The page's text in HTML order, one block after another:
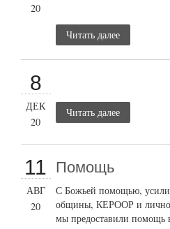
20
Читать далее
8
ДЕК
20
Читать далее
11
АВГ
20
Помощь
С Божьей помощью,
общины, КЕРООР и лично
мы предоставили помощь